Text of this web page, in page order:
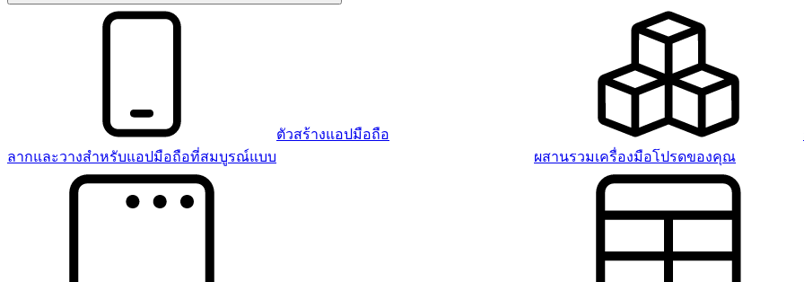
ตัวสร้างแอปมือถือ
ลากและวางสำหรับแอปมือถือที่สมบูรณ์แบบ
ผสานรวมเครื่องมือโปรดของคุณ